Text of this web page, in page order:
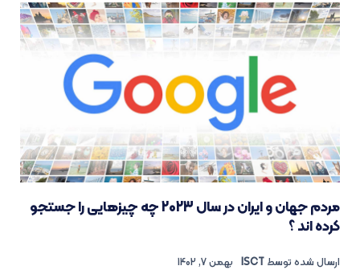
مردم جهان و ایران در سال 2023 چه چیزهایی را جستجو
کرده اند ؟
ارسال شده توسط ISCT بهمن 7, 1402